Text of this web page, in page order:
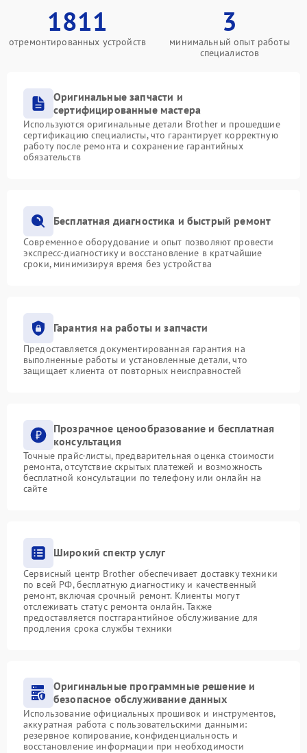
1811
отремонтированных устройств
3
минимальный опыт работы
специалистов
Оригинальные запчасти и
сертифицированные мастера
Используются оригинальные детали Brother и прошедшие
сертификацию специалисты, что гарантирует корректную
работу после ремонта и сохранение гарантийных
обязательств
Бесплатная диагностика и быстрый ремонт
Современное оборудование и опыт позволяют провести
экспресс-диагностику и восстановление в кратчайшие
сроки, минимизируя время без устройства
Гарантия на работы и запчасти
Предоставляется документированная гарантия на
выполненные работы и установленные детали, что
защищает клиента от повторных неисправностей
Прозрачное ценообразование и бесплатная
консультация
Точные прайс-листы, предварительная оценка стоимости
ремонта, отсутствие скрытых платежей и возможность
бесплатной консультации по телефону или онлайн на
сайте
Широкий спектр услуг
Сервисный центр Brother обеспечивает доставку техники
по всей РФ, бесплатную диагностику и качественный
ремонт, включая срочный ремонт. Клиенты могут
отслеживать статус ремонта онлайн. Также
предоставляется постгарантийное обслуживание для
продления срока службы техники
Оригинальные программные решение и
безопасное обслуживание данных
Использование официальных прошивок и инструментов,
аккуратная работа с пользовательскими данными:
резервное копирование, конфиденциальность и
восстановление информации при необходимости